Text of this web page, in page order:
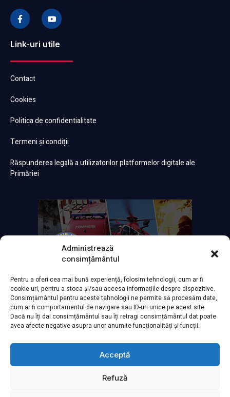
Administrează
consimțământul
Pentru a oferi cea mai bună experiență, folosim tehnologii, cum ar fi
cookie-uri, pentru a stoca și/sau accesa informațiile despre dispozitive.
Consimțământul pentru aceste tehnologii ne permite să procesăm date,
cum ar fi comportamentul de navigare sau ID-uri unice pe acest site.
Dacă nu îți dai consimțământul sau îți retragi consimțământul dat poate
avea afecte negative asupra unor anumite funcționalități și funcții.
Acceptă
Refuză
Link-uri utile
Contact
Cookies
Politica de confidentialitate
Termeni și condiții
Răspunderea legală a utilizatorilor platformelor digitale ale
Primăriei